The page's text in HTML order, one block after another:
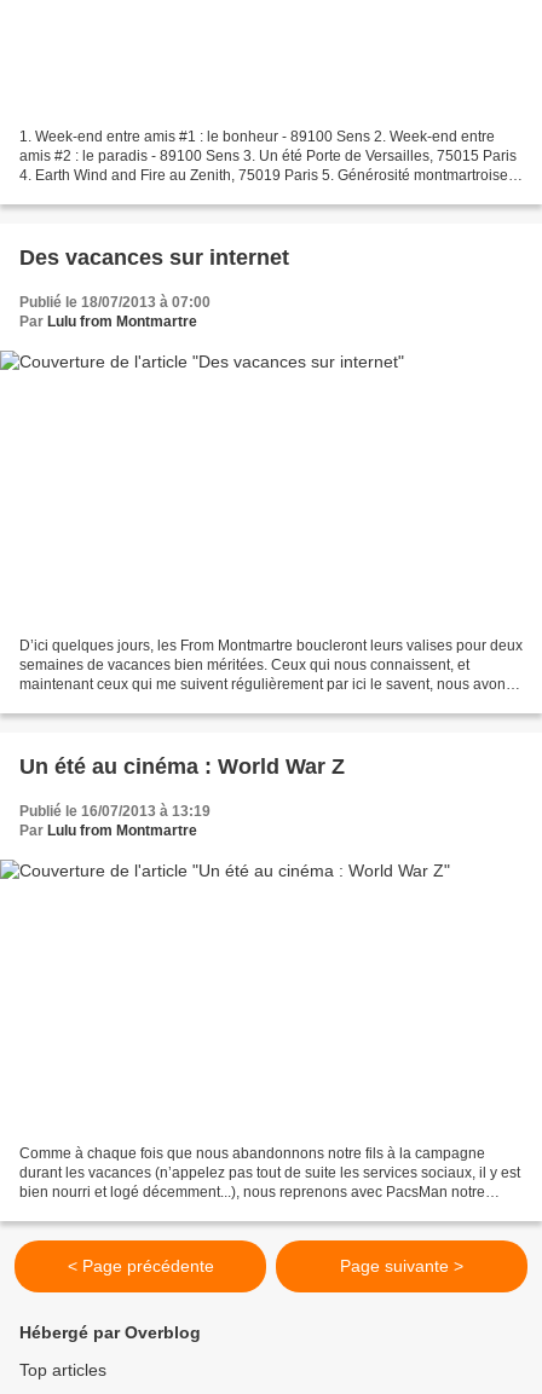
1. Week-end entre amis #1 : le bonheur - 89100 Sens 2. Week-end entre
amis #2 : le paradis - 89100 Sens 3. Un été Porte de Versailles, 75015 Paris
4. Earth Wind and Fire au Zenith, 75019 Paris 5. Générosité montmartroise,
Des vacances sur internet
Publié le 18/07/2013 à 07:00
Par Lulu from Montmartre
D’ici quelques jours, les From Montmartre boucleront leurs valises pour deux
semaines de vacances bien méritées. Ceux qui nous connaissent, et
maintenant ceux qui me suivent régulièrement par ici le savent, nous avons
Un été au cinéma : World War Z
Publié le 16/07/2013 à 13:19
Par Lulu from Montmartre
Comme à chaque fois que nous abandonnons notre fils à la campagne
durant les vacances (n’appelez pas tout de suite les services sociaux, il y est
bien nourri et logé décemment...), nous reprenons avec PacsMan notre
< Page précédente Page suivante >
Hébergé par Overblog
Top articles